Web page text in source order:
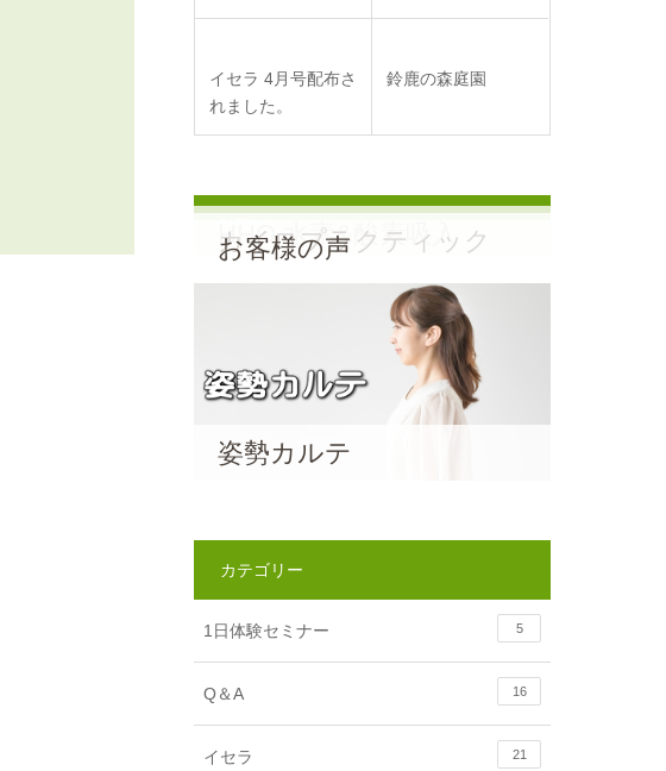
イセラ 4月号配布さ
れました。
鈴鹿の森庭園
HHO 水素&酸素吸入
カイロプラクティック
お客様の声
姿勢カルテ
カテゴリー
1日体験セミナー 5
Q＆A 16
イセラ 21